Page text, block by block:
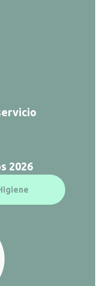
2026